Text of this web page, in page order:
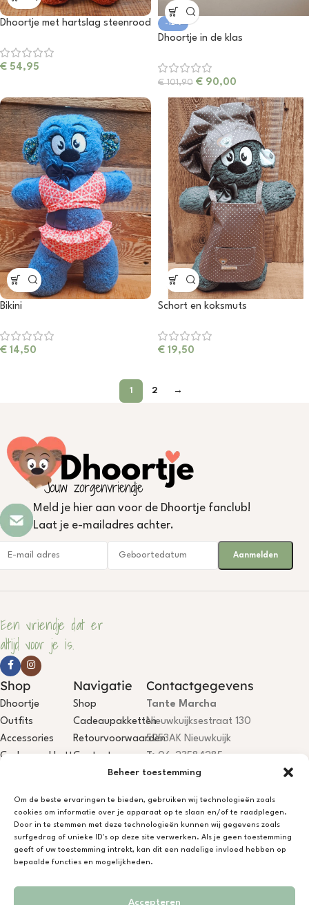
Beheer toestemming
Om de beste ervaringen te bieden, gebruiken wij technologieën zoals
cookies om informatie over je apparaat op te slaan en/of te raadplegen.
Door in te stemmen met deze technologieën kunnen wij gegevens zoals
surfgedrag of unieke ID's op deze site verwerken. Als je geen toestemming
geeft of uw toestemming intrekt, kan dit een nadelige invloed hebben op
bepaalde functies en mogelijkheden.
Accepteren
Dhoortje met hartslag steenrood
€ 54,95
-12%
Dhoortje in de klas
€101,90 € 90,00
Bikini
€ 14,50
Schort en koksmuts
€ 19,50
1 2 →
Meld je hier aan voor de Dhoortje fanclub!
Laat je e-mailadres achter.
Een vriendje dat er
altijd voor je is.
Shop
Dhoortje
Outfits
Accessories
Cadeaupakketten
Navigatie
Shop
Cadeaupakketten
Retourvoorwaarden
Contact
Contactgegevens
Tante Marcha
Nieuwkuijksestraat 130
5253AK Nieuwkuijk
T: 06-23584285
E:info@dhoortje.nl
BTW:
NL001785467B84
IBAN:NL75KNAB0406694044
Dhoortje Atelier is open, je bent
welkom! Niet aanwezig? App/bel